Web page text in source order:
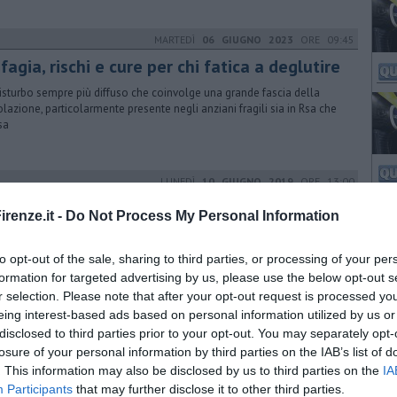
- Do Not Process My Personal Information
opt-out of the sale, sharing to third parties, or processing of your
for targeted advertising by us, please use the below opt-out
selection. Please note that after your opt-out request is processed
interest-based ads based on personal information utilized by us
to third parties prior to your opt-out. You may separately
of your personal information by third parties on the IAB’s list of
This information may also be disclosed by us to third parties on the
Participants that may further disclose it to other third parties.
MARTEDÌ 06 GIUGNO 2023 ORE 09:45
rischi e cure per chi fatica a deglutire
sempre più diffuso che coinvolge una grande fascia della
particolarmente presente negli anziani fragili sia in Rsa che
LUNEDÌ10 GIUGNO 2019ORE 13:00
Orizzonti cerca personale a Firenze
MARTEDÌ31 MARZO 2020ORE 18:49
54 operatori positivi allo screening
risultati positivi è stato effettuato il tampone. Oltre il 95 per
degli operatori sottoposti a screening sono risultati negativi